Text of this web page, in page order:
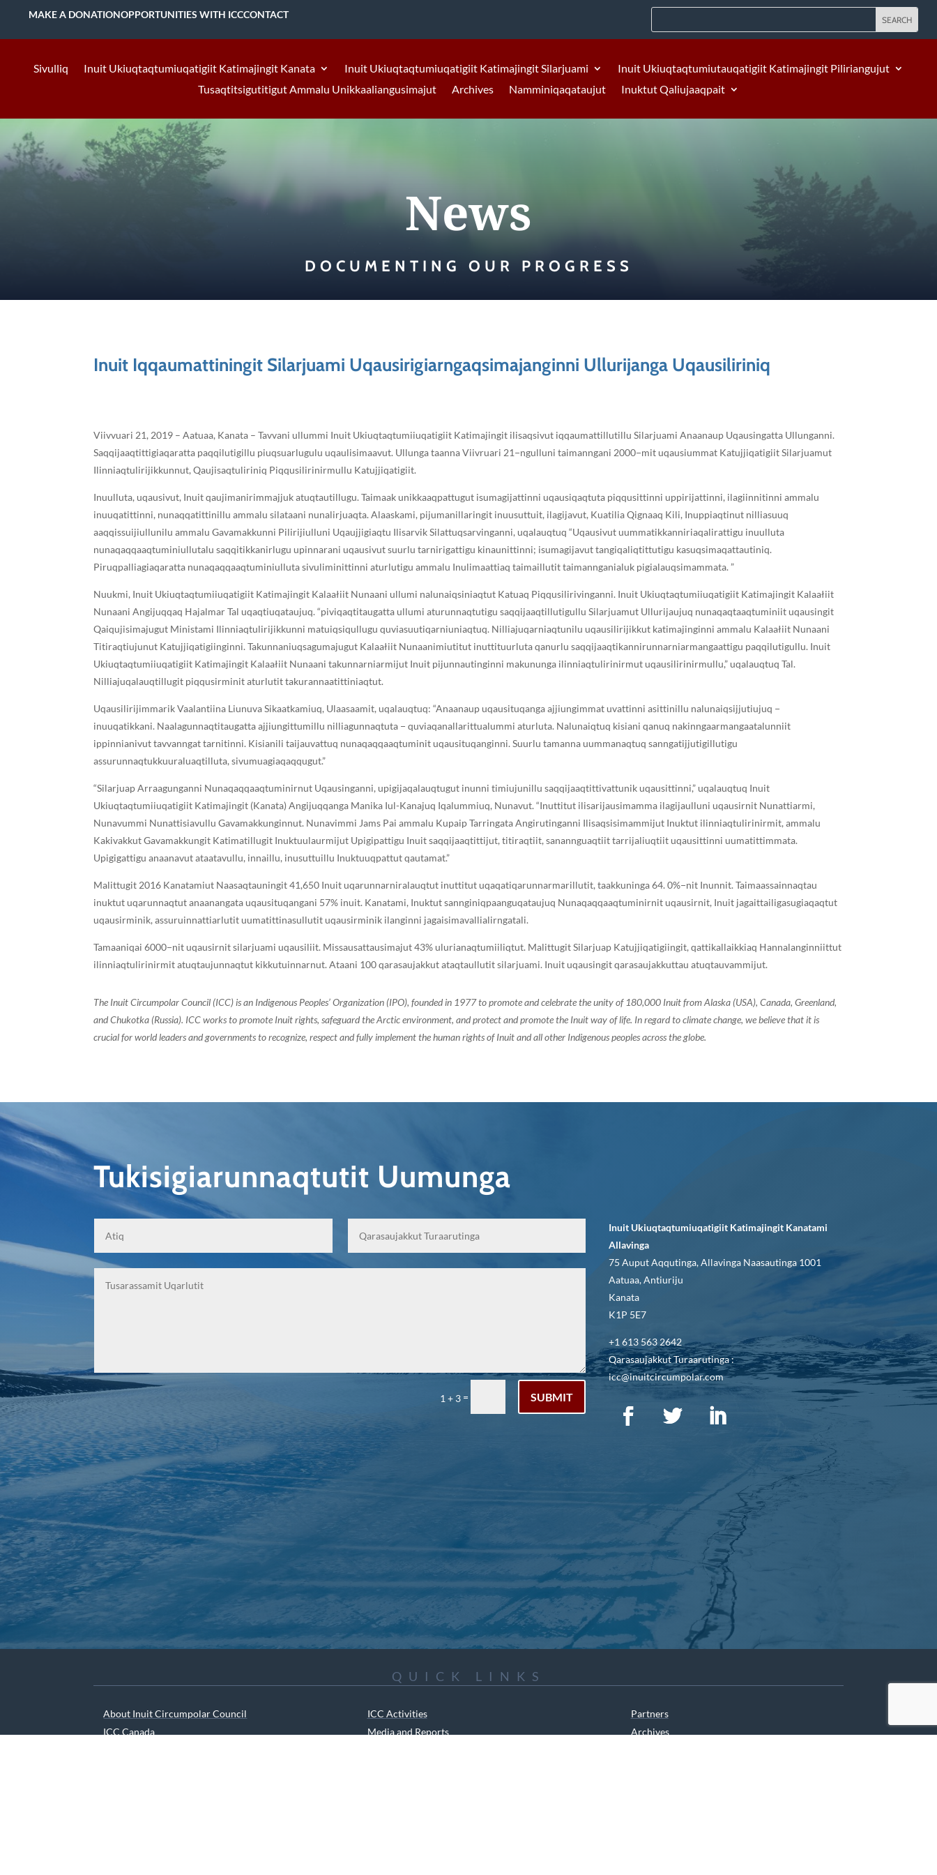
MAKE A DONATIONOPPORTUNITIES WITH ICCCONTACT
Sivulliq Inuit Ukiuqtaqtumiuqatigiit Katimajingit Kanata Inuit Ukiuqtaqtumiuqatigiit Katimajingit Silarjuami
Inuit Ukiuqtaqtumiutauqatigiit Katimajingit Piliriangujut
Tusaqtitsigutitigut Ammalu Unikkaaliangusimajut
Archives Namminiqaqataujut Inuktut Qaliujaaqpait
News
DOCUMENTING OUR PROGRESS
Inuit Iqqaumattiningit Silarjuami Uqausirigiarngaqsimajanginni Ullurijanga Uqausiliriniq
Viivvuari 21, 2019 – Aatuaa, Kanata – Tavvani ullummi Inuit Ukiuqtaqtumiiuqatigiit Katimajingit ilisaqsivut iqqaumattillutillu Silarjuami Anaanaup Uqausingatta Ullunganni.
Saqqijaaqtittigiaqaratta paqqilutigillu piuqsuarlugulu uqaulisimaavut. Ullunga taanna Viivruari 21−ngulluni taimanngani 2000−mit uqausiummat Katujjiqatigiit Silarjuamut
Ilinniaqtulirijikkunnut, Qaujisaqtuliriniq Piqqusilirinirmullu Katujjiqatigiit.
Inuulluta, uqausivut, Inuit qaujimanirimmajjuk atuqtautillugu. Taimaak unikkaaqpattugut isumagijattinni uqausiqaqtuta piqqusittinni uppirijattinni, ilagiinnitinni ammalu
inuuqatittinni, nunaqqatittinillu ammalu silataani nunalirjuaqta. Alaaskami, pijumanillaringit inuusuttuit, ilagijavut, Kuatilia Qignaaq Kili, Inuppiaqtinut nilliasuuq
aaqqissuijiullunilu ammalu Gavamakkunni Pilirijiulluni Uqaujjigiaqtu Ilisarvik Silattuqsarvinganni, uqalauqtuq “Uqausivut uummatikkanniriaqalirattigu inuulluta
nunaqaqqaaqtuminiullutalu saqqitikkanirlugu upinnarani uqausivut suurlu tarnirigattigu kinaunittinni; isumagijavut tangiqaliqtittutigu kasuqsimaqattautiniq.
Piruqpalliagiaqaratta nunaqaqqaaqtuminiulluta sivuliminittinni aturlutigu ammalu Inulimaattiaq taimaillutit taimannganialuk pigialauqsimammata. ”
Nuukmi, Inuit Ukiuqtaqtumiiuqatigiit Katimajingit Kalaałiit Nunaani ullumi nalunaiqsiniaqtut Katuaq Piqqusilirivinganni. Inuit Ukiuqtaqtumiiuqatigiit Katimajingit Kalaałiit
Nunaani Angijuqqaq ᕼajalmar Tal uqaqtiuqataujuq. “piviqaqtitaugatta ullumi aturunnaqtutigu saqqijaaqtillutigullu Silarjuamut Ullurijaujuq nunaqaqtaaqtuminiit uqausingit
Qaiqujisimajugut Ministami Ilinniaqtulirijikkunni matuiqsiqullugu quviasuutiqarniuniaqtuq. Nilliajuqarniaqtunilu uqausilirijikkut katimajinginni ammalu Kalaałiit Nunaani
Titiraqtiujunut Katujjiqatigiinginni. Takunnaniuqsagumajugut Kalaałiit Nunaanimiutitut inuttituurluta qanurlu saqqijaaqtikannirunnarniarmangaattigu paqqilutigullu. Inuit
Ukiuqtaqtumiiuqatigiit Katimajingit Kalaałiit Nunaani takunnarniarmijut Inuit pijunnautinginni makununga ilinniaqtulirinirmut uqausilirinirmullu,” uqalauqtuq Tal.
Nilliajuqalauqtillugit piqqusirminit aturlutit takurannaatittiniaqtut.
Uqausilirijimmarik Vaalantiina Liunuva Sikaatkamiuq, Ulaasaamit, uqalauqtuq: “Anaanaup uqausituqanga ajjiungimmat uvattinni asittinillu nalunaiqsijjutiujuq −
inuuqatikkani. Naalagunnaqtitaugatta ajjiungittumillu nilliagunnaqtuta − quviaqanallarittualummi aturluta. Nalunaiqtuq kisiani qanuq nakinngaarmangaatalunniit
ippinnianivut tavvanngat tarnitinni. Kisianili taijauvattuq nunaqaqqaaqtuminit uqausituqanginni. Suurlu tamanna uummanaqtuq sanngatijjutigillutigu
assurunnaqtukkuuraluaqtilluta, sivumuagiaqaqqugut.”
“Silarjuap Arraagunganni Nunaqaqqaaqtuminirnut Uqausinganni, upigijaqalauqtugut inunni timiujunillu saqqijaaqtittivattunik uqausittinni,” uqalauqtuq Inuit
Ukiuqtaqtumiiuqatigiit Katimajingit (Kanata) Angijuqqanga Manika Iul-Kanajuq Iqalummiuq, Nunavut. “Inuttitut ilisarijausimamma ilagijaulluni uqausirnit Nunattiarmi,
Nunavummi Nunattisiavullu Gavamakkunginnut. Nunavimmi Jams Pai ammalu Kupaip Tarringata Angirutinganni Ilisaqsisimammijut Inuktut ilinniaqtulirinirmit, ammalu
Kakivakkut Gavamakkungit Katimatillugit Inuktuulaurmijut Upigipattigu Inuit saqqijaaqtittijut, titiraqtiit, sanannguaqtiit tarrijaliuqtiit uqausittinni uumatittimmata.
Upigigattigu anaanavut ataatavullu, innaillu, inusuttuillu Inuktuuqpattut qautamat.”
Malittugit 2016 Kanatamiut Naasaqtauningit 41,650 Inuit uqarunnarniralauqtut inuttitut uqaqatiqarunnarmarillutit, taakkuninga 64. 0%−nit Inunnit. Taimaassainnaqtau
inuktut uqarunnaqtut anaanangata uqausituqangani 57% inuit. Kanatami, Inuktut sannginiqpaanguqataujuq Nunaqaqqaaqtuminirnit uqausirnit, Inuit jagaittailigasugiaqaqtut
uqausirminik, assuruinnattiarlutit uumatittinasullutit uqausirminik ilanginni jagaisimavallialirngatali.
Tamaaniqai 6000−nit uqausirnit silarjuami uqausiliit. Missausattausimajut 43% ulurianaqtumiiliqtut. Malittugit Silarjuap Katujjiqatigiingit, qattikallaikkiaq ᕼannalanginniittut
ilinniaqtulirinirmit atuqtaujunnaqtut kikkutuinnarnut. Ataani 100 qarasaujakkut ataqtaullutit silarjuami. Inuit uqausingit qarasaujakkuttau atuqtauvammijut.
The Inuit Circumpolar Council (ICC) is an Indigenous Peoples’ Organization (IPO), founded in 1977 to promote and celebrate the unity of 180,000 Inuit from Alaska (USA), Canada, Greenland,
and Chukotka (Russia). ICC works to promote Inuit rights, safeguard the Arctic environment, and protect and promote the Inuit way of life. In regard to climate change, we believe that it is
crucial for world leaders and governments to recognize, respect and fully implement the human rights of Inuit and all other Indigenous peoples across the globe.
Tukisigiarunnaqtutit Uumunga
1 + 3 = SUBMIT
Inuit Ukiuqtaqtumiuqatigiit Katimajingit Kanatami
Allavinga
75 Auput Aqqutinga, Allavinga Naasautinga 1001
Aatuaa, Antiuriju
Kanata
K1P 5E7
+1 613 563 2642
Qarasaujakkut Turaarutinga :
icc@inuitcircumpolar.com
QUICK LINKS
About Inuit Circumpolar Council
ICC Canada
ICC Activities
Media and Reports
Partners
Archives